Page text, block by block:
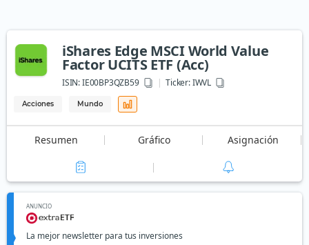
iShares Edge MSCI World Value
Factor UCITS ETF (Acc)
ISIN:IE00BP3QZB59 Ticker:IWVL
Acciones Mundo
Resumen Gráfico Asignación
ANUNCIO
La mejor newsletter para tus inversiones